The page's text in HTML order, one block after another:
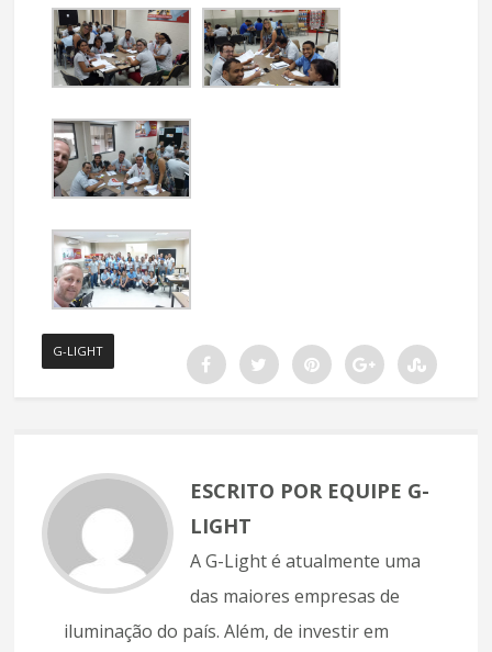
G-LIGHT
ESCRITO POR EQUIPE G-
LIGHT
A G-Light é atualmente uma
das maiores empresas de
iluminação do país. Além, de investir em